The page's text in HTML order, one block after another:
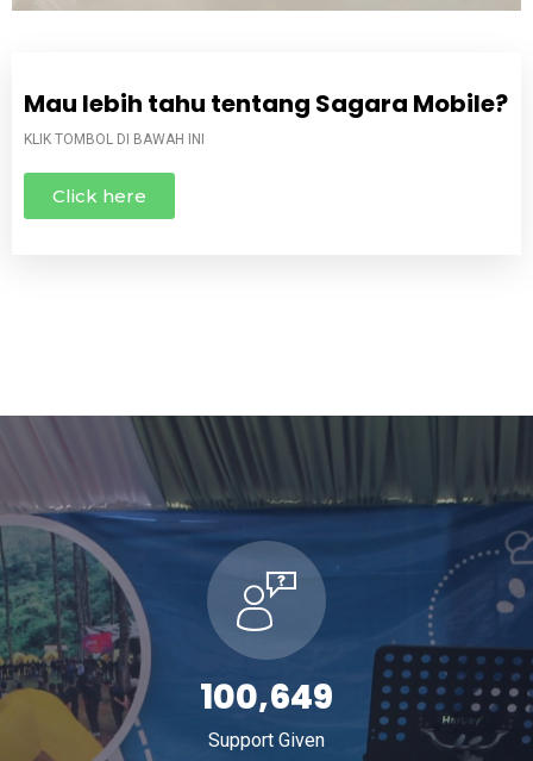
Mau lebih tahu tentang Sagara Mobile?
KLIK TOMBOL DI BAWAH INI
Click here
163,747
Support Given